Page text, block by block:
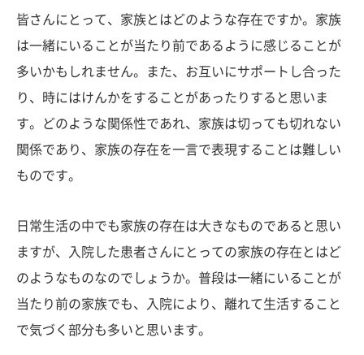
皆さんにとって、家族とはどのような存在ですか。家族
は一緒にいることが当たり前であるように感じることが
多いかもしれません。また、お互いにサポートし合った
り、時にはけんかをすることがあったりすると思いま
す。どのような関係性であれ、家族は切っても切れない
関係であり、家族の存在を一言で表現することは難しい
ものです。
日常生活の中でも家族の存在は大きなものであると思い
ますが、入院した患者さんにとっての家族の存在とはど
のようなものなのでしょうか。普段は一緒にいることが
当たり前の家族でも、入院により、離れて生活すること
で気づく部分も多いと思います。